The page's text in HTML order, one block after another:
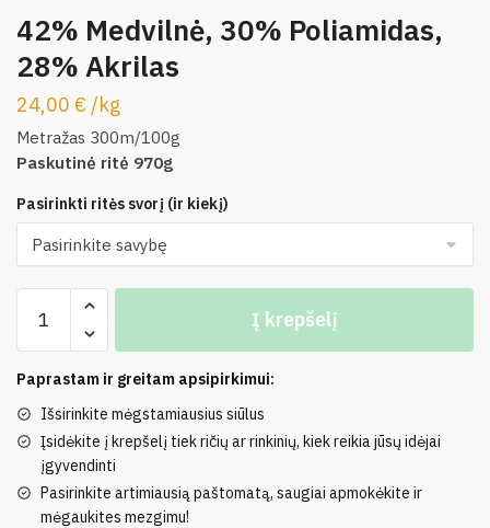
42% Medvilnė, 30% Poliamidas,
28% Akrilas
24,00 € /kg
Metražas 300m/100g
Paskutinė ritė 970g
Pasirinkti ritės svorį (ir kiekį)
kiekis:
42%
Medvilnė,
30%
Poliamidas,
28%
Akrilas
Į krepšelį
Paprastam ir greitam apsipirkimui:
Išsirinkite mėgstamiausius siūlus
Įsidėkite į krepšelį tiek ričių ar rinkinių, kiek reikia jūsų idėjai
įgyvendinti
Pasirinkite artimiausią paštomatą, saugiai apmokėkite ir
mėgaukites mezgimu!